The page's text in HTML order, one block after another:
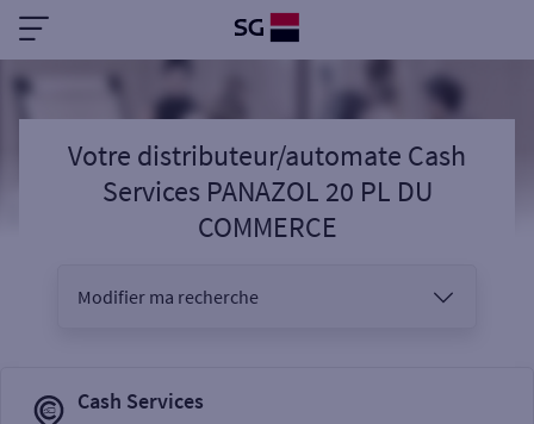
Votre distributeur/automate Cash
Services PANAZOL 20 PL DU
COMMERCE
Modifier ma recherche
Cash Services